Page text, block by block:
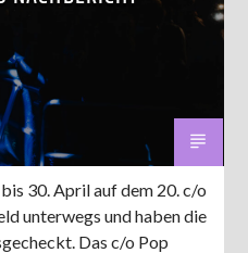
Steinfurt103,9 MHz
30. April auf dem 20. c/o
unterwegs und haben die
Das c/o Pop